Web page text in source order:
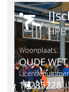
HPB
Woonplaats:
OUDE
10285228